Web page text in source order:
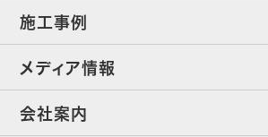
施工事例
メディア情報
会社案内